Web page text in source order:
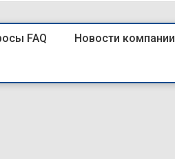
FAQ Новости компании